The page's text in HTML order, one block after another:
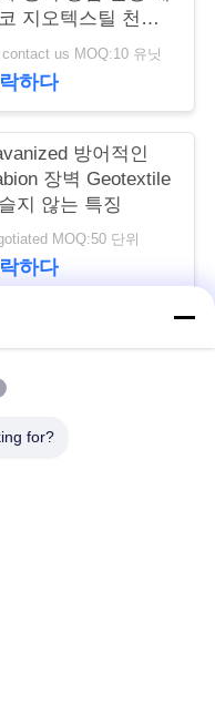
지오텍스틸 천으
방어 장벽
contact us MOQ:10 유닛
하다
방어적인
장벽 Geotextile
지 않는 특징
MOQ:50 단위
하다
장벽
for?